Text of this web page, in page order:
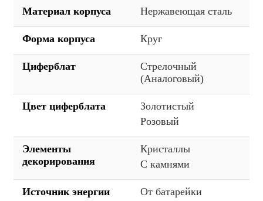
Материал корпуса Нержавеющая сталь
Форма корпуса Круг
Циферблат
Стрелочный
(Аналоговый)
Цвет циферблата
Золотистый
Розовый
Элементы
декорирования
Кристаллы
С камнями
Источник энергии От батарейки